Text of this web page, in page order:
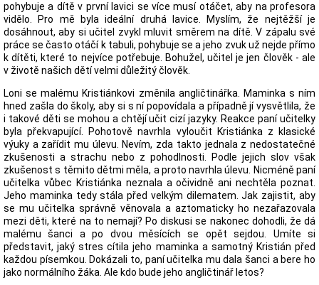
pohybuje a dítě v první lavici se více musí otáčet, aby na profesora
vidělo. Pro mě byla ideální druhá lavice. Myslím, že nejtěžší je
dosáhnout, aby si učitel zvykl mluvit směrem na dítě. V zápalu své
práce se často otáčí k tabuli, pohybuje se a jeho zvuk už nejde přímo
k dítěti, které to nejvíce potřebuje. Bohužel, učitel je jen člověk - ale
v životě našich dětí velmi důležitý člověk.
Loni se malému Kristiánkovi změnila angličtinářka. Maminka s ním
hned zašla do školy, aby si s ní popovídala a případně jí vysvětlila, že
i takové děti se mohou a chtějí učit cizí jazyky. Reakce paní učitelky
byla překvapující. Pohotově navrhla vyloučit Kristiánka z klasické
výuky a zařídit mu úlevu. Nevím, zda takto jednala z nedostatečné
zkušenosti a strachu nebo z pohodlnosti. Podle jejich slov však
zkušenost s těmito dětmi měla, a proto navrhla úlevu. Nicméně paní
učitelka vůbec Kristiánka neznala a očividně ani nechtěla poznat.
Jeho maminka tedy stála před velkým dilematem. Jak zajistit, aby
se mu učitelka správně věnovala a aztomaticky ho nezařazovala
mezi děti, které na to nemají? Po diskusi se nakonec dohodli, že dá
malému šanci a po dvou měsících se opět sejdou. Umíte si
představit, jaký stres cítila jeho maminka a samotný Kristián před
každou písemkou. Dokázali to, paní učitelka mu dala šanci a bere ho
jako normálního žáka. Ale kdo bude jeho angličtinář letos?